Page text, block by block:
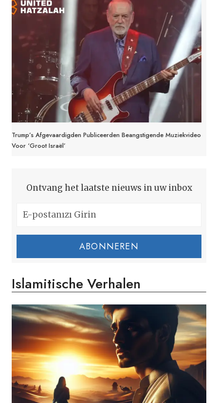
Trump’s Afgevaardigden Publiceerden Beangstigende Muziekvideo
Voor ‘Groot Israël’
Ontvang het laatste nieuws in uw inbox
ABONNEREN
Islamitische Verhalen